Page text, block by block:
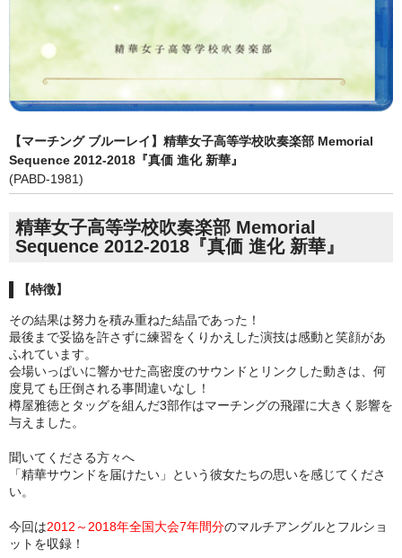
【マーチング ブルーレイ】精華女子高等学校吹奏楽部 Memorial
Sequence 2012-2018『真価 進化 新華』
(PABD-1981)
精華女子高等学校吹奏楽部 Memorial
Sequence 2012-2018『真価 進化 新華』
【特徴】
その結果は努力を積み重ねた結晶であった！
最後まで妥協を許さずに練習をくりかえした演技は感動と笑顔があ
ふれています。
会場いっぱいに響かせた高密度のサウンドとリンクした動きは、何
度見ても圧倒される事間違いなし！
樽屋雅徳とタッグを組んだ3部作はマーチングの飛躍に大きく影響を
与えました。
聞いてくださる方々へ
「精華サウンドを届けたい」という彼女たちの思いを感じてくださ
い。
今回は2012～2018年全国大会7年間分のマルチアングルとフルショ
ットを収録！